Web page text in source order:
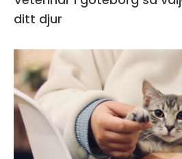
ditt djur